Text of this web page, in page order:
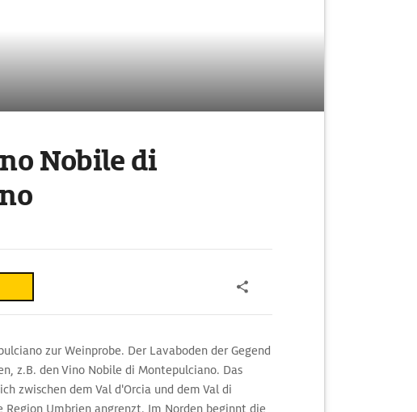
Nobile di
zur Weinprobe. Der Lavaboden der Gegend
z.B. den Vino Nobile di Montepulciano. Das
zwischen dem Val d'Orcia und dem Val di
Region Umbrien angrenzt. Im Norden beginnt die